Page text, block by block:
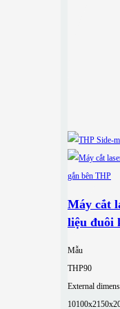
Máy cắt
liệu đuôi
Mẫu
THP90
External